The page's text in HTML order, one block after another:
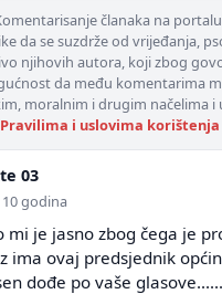
članaka na
da se suzdrže od vrijeđanja,
njihovih autora, koji zbog
da među komentarima
moralnim i drugim načelima
Pravilima i uslovima
03
godina
mi je jasno zbog čega je
ima ovaj predsjednik
dođe po vaše